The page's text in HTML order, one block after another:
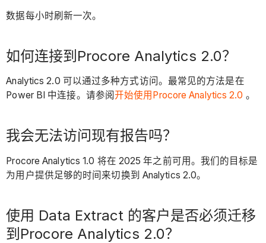
数据每小时刷新一次。
如何连接到Procore Analytics 2.0？
Analytics 2.0 可以通过多种方式访问。最常见的方法是在
Power BI 中连接。请参阅 开始使用Procore Analytics 2.0 。
我会无法访问现有报告吗？
Procore Analytics 1.0 将在 2025 年之前可用。我们的目标是
为用户提供足够的时间来切换到 Analytics 2.0。
使用 Data Extract 的客户是否必须迁移
到Procore Analytics 2.0？